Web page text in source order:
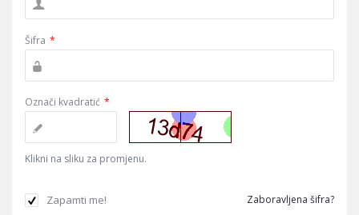
Šifra *
Označi kvadratić *
Klikni na sliku za promjenu.
Zapamti me! Zaboravljena šifra?